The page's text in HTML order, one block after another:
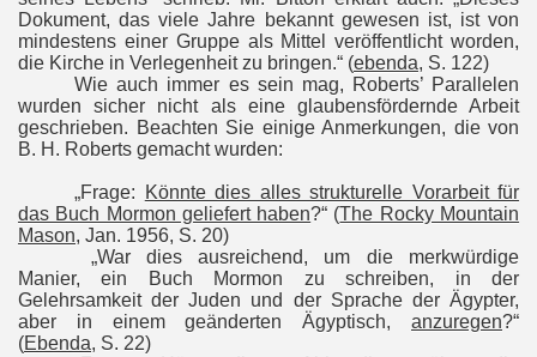
Dokument, das viele Jahre bekannt gewesen ist, ist von
mindestens einer Gruppe als Mittel veröffentlicht worden,
die Kirche in Verlegenheit zu bringen.“ (ebenda, S. 122)
Wie auch immer es sein mag, Roberts’ Parallelen
wurden sicher nicht als eine glaubensfördernde Arbeit
geschrieben. Beachten Sie einige Anmerkungen, die von
B. H. Roberts gemacht wurden:
„Frage:
Könnte dies alles strukturelle Vorarbeit für
das Buch Mormon geliefert haben?“ (The Rocky Mountain
Mason, Jan. 1956, S. 20)
„War dies ausreichend, um die merkwürdige
Manier, ein Buch Mormon zu schreiben, in der
Gelehrsamkeit der Juden und der Sprache der Ägypter,
aber in einem geänderten Ägyptisch, anzuregen?“
(Ebenda, S. 22)